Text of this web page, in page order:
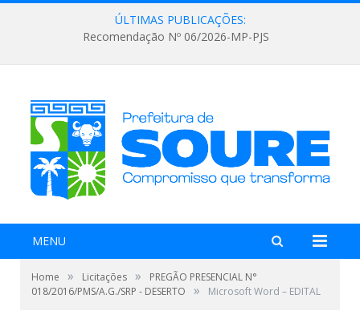
ÚLTIMAS PUBLICAÇÕES:
Recomendação Nº 06/2026-MP-PJS
MENU
Home » Licitações »
PREGÃO PRESENCIAL N°
018/2016/PMS/A.G./SRP - DESERTO
» Microsoft Word – EDITAL